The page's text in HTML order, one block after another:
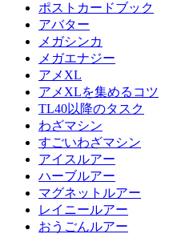
ポストカードブック
アバター
メガシンカ
メガエナジー
アメXL
アメXLを集めるコツ
TL40以降のタスク
わざマシン
すごいわざマシン
アイスルアー
ハーブルアー
マグネットルアー
レイニールアー
おうごんルアー